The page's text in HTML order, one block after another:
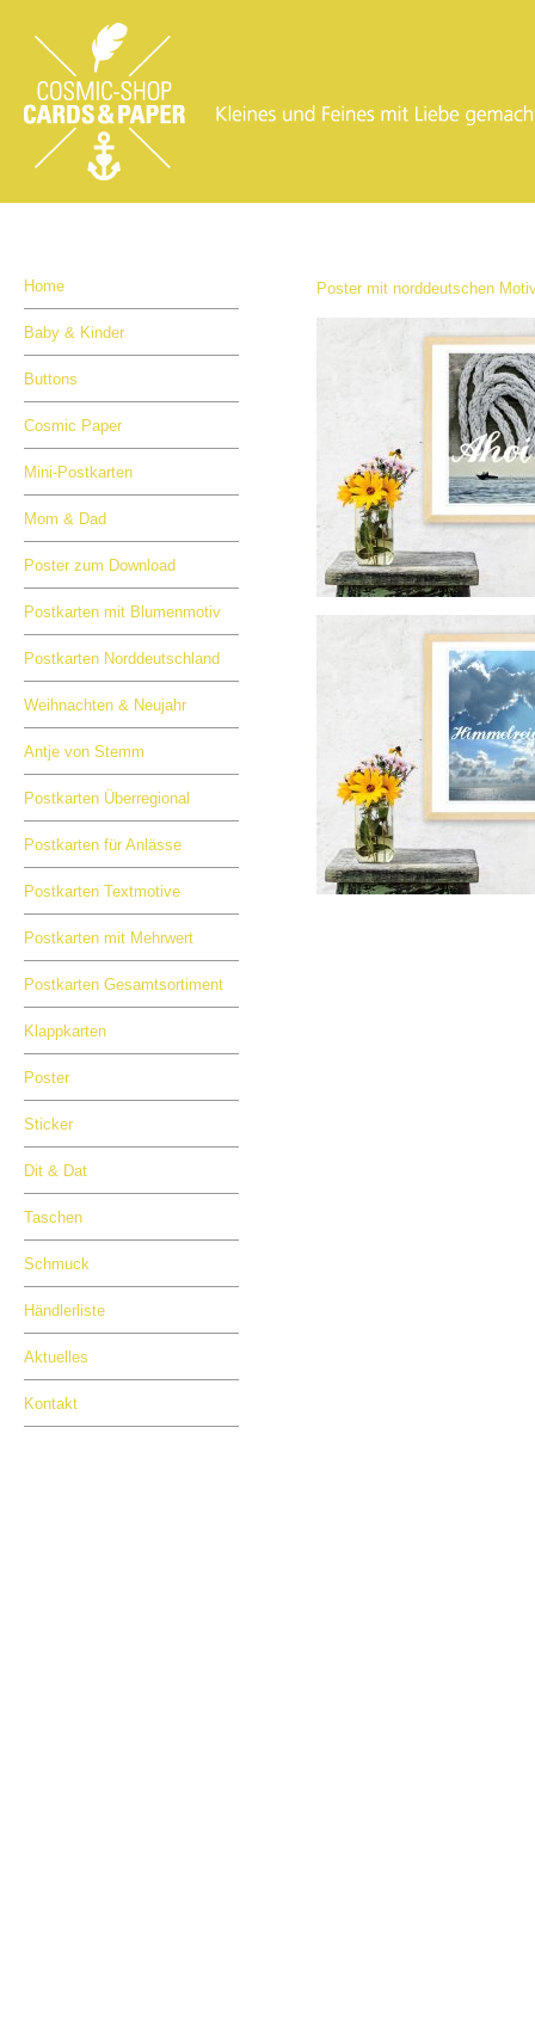
Home
Baby & Kinder
Buttons
Cosmic Paper
Mini-Postkarten
Mom & Dad
Poster zum Download
Postkarten mit Blumenmotiv
Postkarten Norddeutschland
Weihnachten & Neujahr
Antje von Stemm
Postkarten Überregional
Postkarten für Anlässe
Postkarten Textmotive
Postkarten mit Mehrwert
Postkarten Gesamtsortiment
Klappkarten
Poster
Sticker
Dit & Dat
Taschen
Schmuck
Händlerliste
Aktuelles
Kontakt
Poster mit norddeutschen